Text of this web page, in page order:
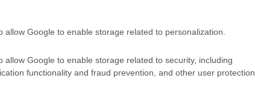
allow Google to enable storage related to personalization.
allow Google to enable storage related to security, including
functionality and fraud prevention, and other user protection.